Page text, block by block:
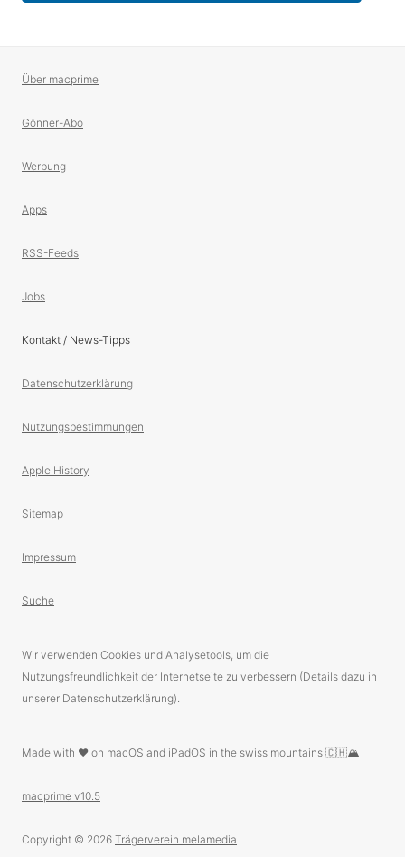
Über macprime
Gönner-Abo
Werbung
Apps
RSS-Feeds
Jobs
Kontakt / News-Tipps
Datenschutzerklärung
Nutzungsbestimmungen
Apple History
Sitemap
Impressum
Suche
Wir verwenden Cookies und Analysetools, um die
Nutzungsfreundlichkeit der Internetseite zu verbessern (Details dazu in
unserer Datenschutzerklärung).
Made with ❤️ on macOS and iPadOS in the swiss mountains 🇨🇭🏔
macprime v10.5
Copyright © 2026 Trägerverein melamedia